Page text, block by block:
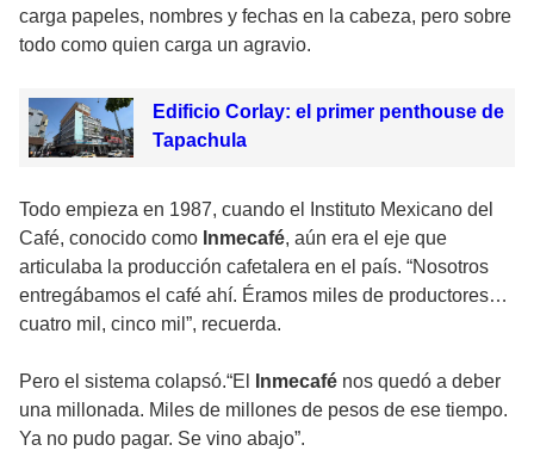
carga papeles, nombres y fechas en la cabeza, pero sobre
todo como quien carga un agravio.
Edificio Corlay: el primer penthouse de
Tapachula
Todo empieza en 1987, cuando el Instituto Mexicano del
Café, conocido como Inmecafé, aún era el eje que
articulaba la producción cafetalera en el país. “Nosotros
entregábamos el café ahí. Éramos miles de productores…
cuatro mil, cinco mil”, recuerda.
Pero el sistema colapsó.“El Inmecafé nos quedó a deber
una millonada. Miles de millones de pesos de ese tiempo.
Ya no pudo pagar. Se vino abajo”.